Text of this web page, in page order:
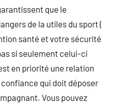
que le
de la utiles du sport (
santé et votre sécurité
si seulement celui-ci
en priorité une relation
confiance qui doit déposer
Vous pouvez